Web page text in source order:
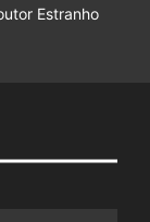
Estranho